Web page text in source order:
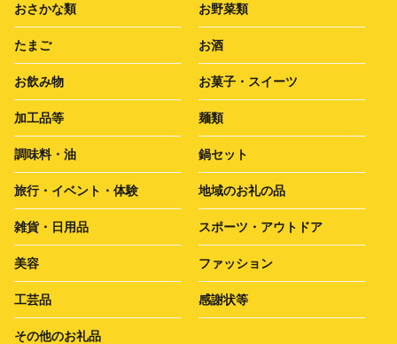
おさかな類 お野菜類
たまご お酒
お飲み物 お菓子・スイーツ
加工品等 麺類
調味料・油 鍋セット
旅行・イベント・体験 地域のお礼の品
雑貨・日用品 スポーツ・アウトドア
美容 ファッション
工芸品 感謝状等
その他のお礼品